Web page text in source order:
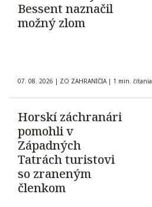
Bessent naznačil
možný zlom
07. 08. 2026 | ZO ZAHRANIČIA | 1 min. čítania
Horskí záchranári
pomohli v
Západných
Tatrách turistovi
so zraneným
členkom